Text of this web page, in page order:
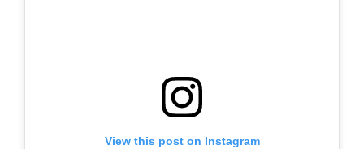
View this post on Instagram